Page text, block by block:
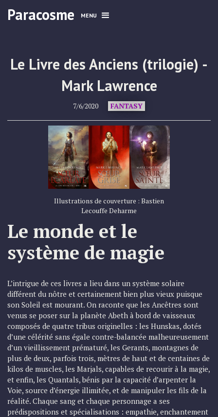
Paracosme MENU
Le Livre des Anciens (trilogie) -
Mark Lawrence
7/6/2020 FANTASY
Illustrations de couverture : Bastien
Lecouffe Deharme
Le monde et le
système de magie
L’intrigue de ces livres a lieu dans un système solaire
différent du nôtre et certainement bien plus vieux puisque
son Soleil est mourant. On raconte que les Ancêtres sont
venus se poser sur la planète Abeth à bord de vaisseaux
composés de quatre tribus originelles : les Hunskas, dotés
d’une célérité sans égale contre-balancée malheureusement
d’un vieillissement prématuré, les Gerants, montagnes de
plus de deux, parfois trois, mètres de haut et de centaines de
kilos de muscles, les Marjals, capables de recourir à la magie,
et enfin, les Quantals, bénis par la capacité d’arpenter la
Voie, source d’énergie illimitée, et de manipuler les fils de la
réalité. Chaque sang et chaque personnage a ses
prédispositions et spécialisations : empathie, enchantement